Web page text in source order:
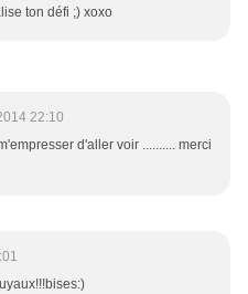
ton défi ;) xoxo
22:10
d'aller voir .......... merci